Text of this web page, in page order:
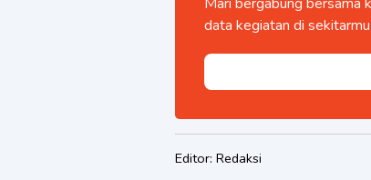
data kegiatan di
Editor: Redaksi